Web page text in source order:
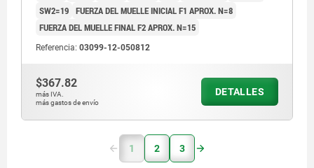
SW2=19 FUERZA DEL MUELLE INICIAL F1 APROX. N=8
FUERZA DEL MUELLE FINAL F2 APROX. N=15
Referencia: 03099-12-050812
$367.82
más IVA.
más gastos de envío
DETALLES
1 2 3